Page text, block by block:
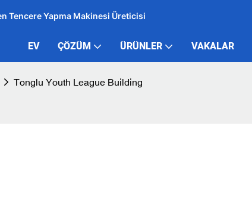
Tencere Yapma Makinesi Üreticisi
EV ÇÖZÜM ÜRÜNLER VAKALAR
Tonglu Youth League Building